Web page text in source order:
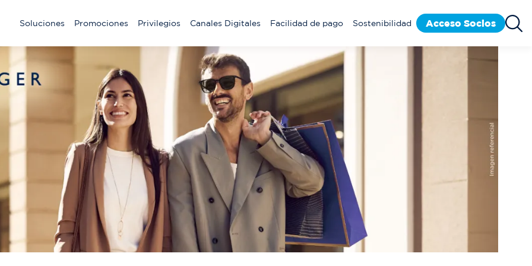
Main
Soluciones Promociones Privilegios Canales Digitales Facilidad de pago Sostenibilidad Acceso Socios